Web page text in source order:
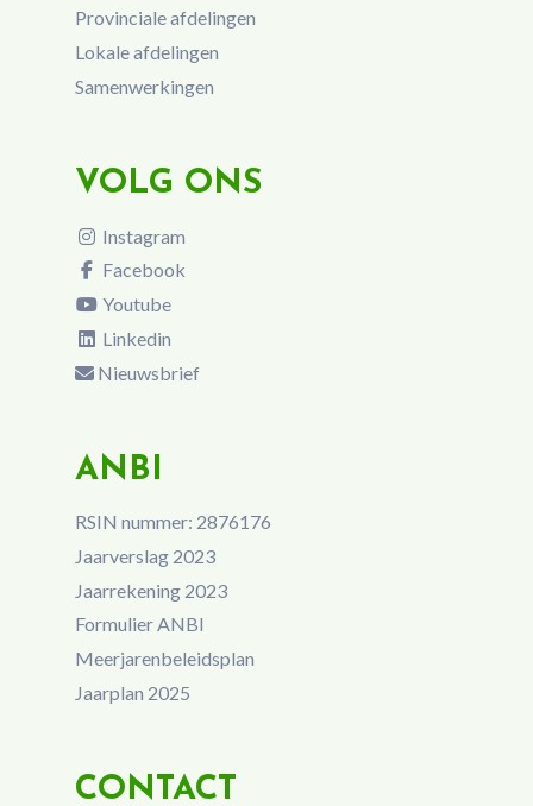
Provinciale afdelingen
Lokale afdelingen
Samenwerkingen
VOLG ONS
Instagram
Facebook
Youtube
Linkedin
Nieuwsbrief
ANBI
RSIN nummer: 2876176
Jaarverslag 2023
Jaarrekening 2023
Formulier ANBI
Meerjarenbeleidsplan
Jaarplan 2025
CONTACT